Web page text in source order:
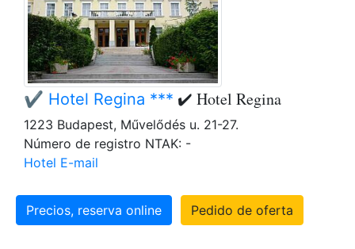
✔️ Hotel Regina *** ✔️ Hotel Regina
1223 Budapest, Művelődés u. 21-27.
Número de registro NTAK: -
Hotel E-mail
Precios, reserva online Pedido de oferta